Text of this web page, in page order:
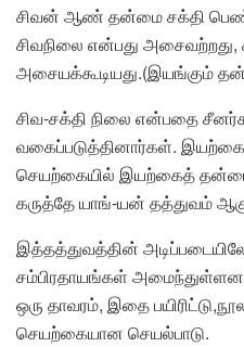
சிவன் ஆண் தன்மை சக்தி
சிவநிலை என்பது அசைவற்றது,
அசையக்கூடியது.(இயங்கும்
சிவ-சக்தி நிலை என்பதை
வகைப்படுத்தினார்கள்.
செயற்கையில் இயற்கைத்
கருத்தே யாங்-யன் தத்துவம்
இத்தத்துவத்தின்
சம்பிரதாயங்கள்
ஒரு தாவரம், இதை
செயற்கையான செயல்பாடு.